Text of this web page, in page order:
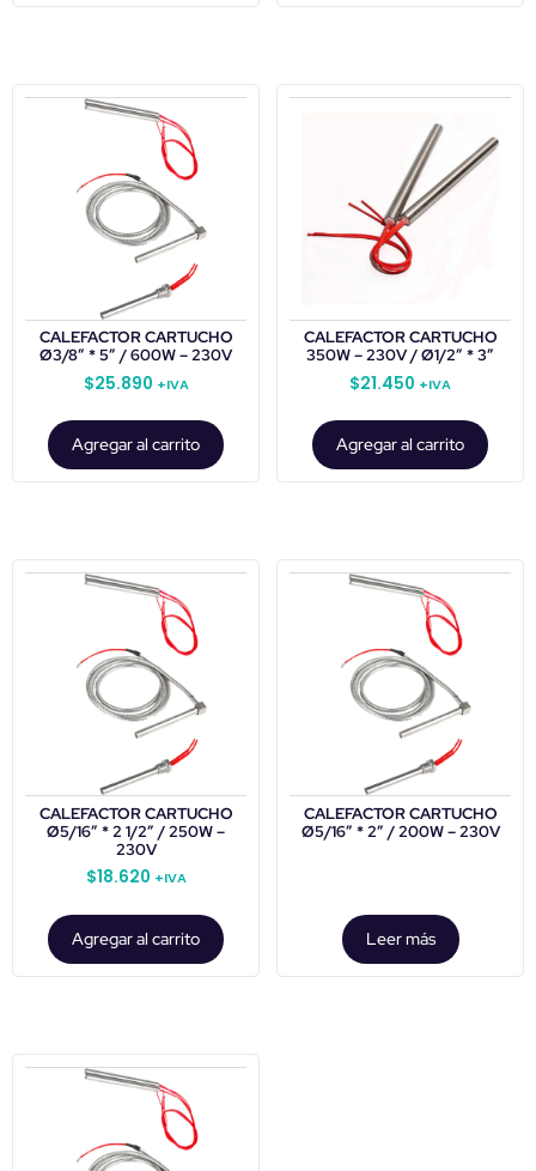
CALEFACTOR CARTUCHO
Ø3/8″ * 5″ / 600W – 230V
$25.890 +IVA
Agregar al carrito
CALEFACTOR CARTUCHO
350W – 230V / Ø1/2″ * 3″
$21.450 +IVA
Agregar al carrito
CALEFACTOR CARTUCHO
Ø5/16″ * 2 1/2″ / 250W –
230V
$18.620 +IVA
Agregar al carrito
CALEFACTOR CARTUCHO
Ø5/16″ * 2″ / 200W – 230V
Leer más